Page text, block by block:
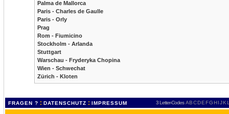
Palma de Mallorca
Paris - Charles de Gaulle
Paris - Orly
Prag
Rom - Fiumicino
Stockholm - Arlanda
Stuttgart
Warschau - Fryderyka Chopina
Wien - Schwechat
Zürich - Kloten
FRAGEN ? : DATENSCHUTZ : IMPRESSUM 3 Letter-Codes ABCDEFGH IJKL